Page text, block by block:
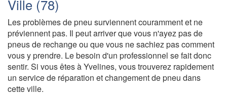
Ville (78)
Les problèmes de pneu surviennent couramment et ne
préviennent pas. Il peut arriver que vous n'ayez pas de
pneus de rechange ou que vous ne sachiez pas comment
vous y prendre. Le besoin d'un professionnel se fait donc
sentir. Si vous êtes à Yvelines, vous trouverez rapidement
un service de réparation et changement de pneu dans
cette ville.